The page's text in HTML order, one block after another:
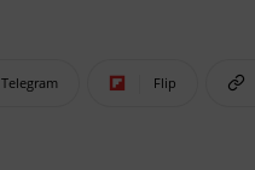
Telegram Flip